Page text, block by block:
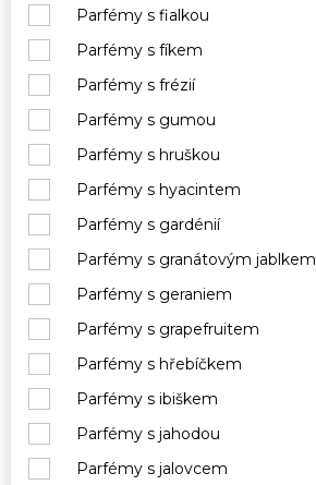
Parfémy s fialkou
Parfémy s fíkem
Parfémy s frézií
Parfémy s gumou
Parfémy s hruškou
Parfémy s hyacintem
Parfémy s gardénií
Parfémy s granátovým jablkem
Parfémy s geraniem
Parfémy s grapefruitem
Parfémy s hřebíčkem
Parfémy s ibiškem
Parfémy s jahodou
Parfémy s jalovcem